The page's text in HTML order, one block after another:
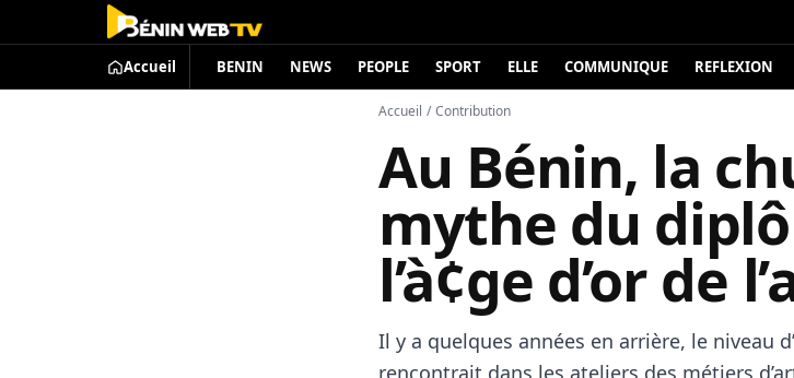
Accueil BENIN NEWS PEOPLE SPORT ELLE COMMUNIQUE REFLEXION
Accueil / Contribution
Au Bénin, la
mythe du
l’à¢ge d’or de
Il y a quelques années en arrière, le niveau
rencontrait dans les ateliers des métiers